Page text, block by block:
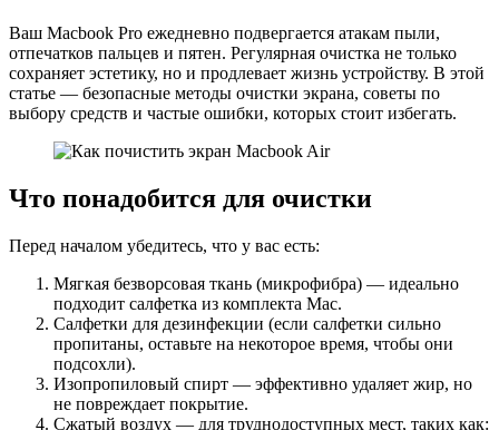
Ваш Macbook Pro ежедневно подвергается атакам пыли,
отпечатков пальцев и пятен. Регулярная очистка не только
сохраняет эстетику, но и продлевает жизнь устройству. В этой
статье — безопасные методы очистки экрана, советы по
выбору средств и частые ошибки, которых стоит избегать.
Что понадобится для очистки
Перед началом убедитесь, что у вас есть:
Мягкая безворсовая ткань (микрофибра) — идеально
подходит салфетка из комплекта Mac.
Салфетки для дезинфекции (если салфетки сильно
пропитаны, оставьте на некоторое время, чтобы они
подсохли).
Изопропиловый спирт — эффективно удаляет жир, но
не повреждает покрытие.
Сжатый воздух — для труднодоступных мест, таких как: